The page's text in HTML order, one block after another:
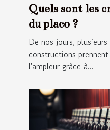
Quels sont les
du placo ?
De nos jours,
constructions
l'ampleur grâce à...